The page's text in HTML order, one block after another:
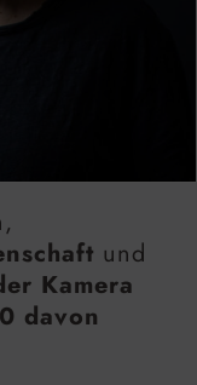
und
Kamera
davon